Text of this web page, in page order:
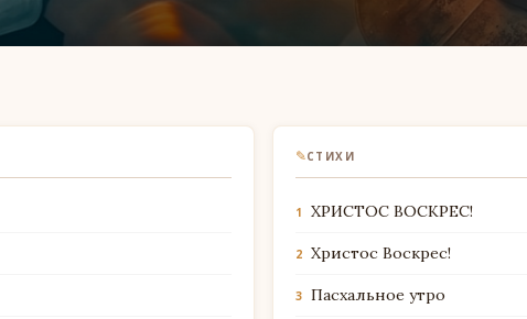
✎СТИХИ
1 ХРИСТОС ВОСКРЕС!
2 Христос Воскрес!
3 Пасхальное утро